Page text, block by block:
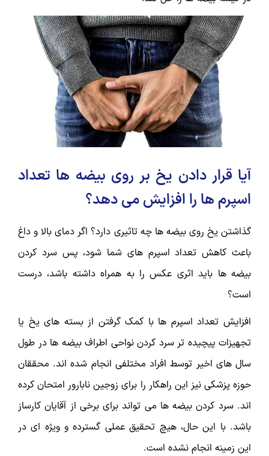
آیا قرار دادن یخ بر روی بیضه ها تعداد
اسپرم ها را افزایش می دهد؟
گذاشتن یخ روی بیضه ها چه تاثیری دارد؟ اگر دمای بالا و داغ
باعث کاهش تعداد اسپرم های شما شود، پس سرد کردن
بیضه ها باید اثری عکس را به همراه داشته باشد، درست
است؟
افزایش تعداد اسپرم ها با کمک گرفتن از بسته های یخ یا
تجهیزات پیچیده تر سرد کردن نواحی اطراف بیضه ها در طول
سال های اخیر توسط افراد مختلفی انجام شده اند. محققان
حوزه پزشکی نیز این راهکار را برای زوجین نابارور امتحان کرده
اند. سرد کردن بیضه ها می تواند برای برخی از آقایان کارساز
باشد. با این حال، هیچ تحقیق عملی گسترده و ویژه ای در
این زمینه انجام نشده است.